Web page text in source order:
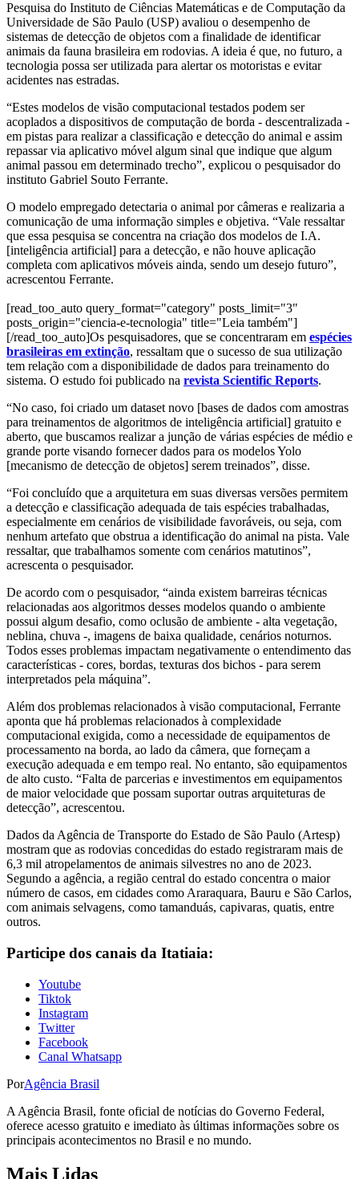
Pesquisa do Instituto de Ciências Matemáticas e de Computação da
Universidade de São Paulo (USP) avaliou o desempenho de
sistemas de detecção de objetos com a finalidade de identificar
animais da fauna brasileira em rodovias. A ideia é que, no futuro, a
tecnologia possa ser utilizada para alertar os motoristas e evitar
acidentes nas estradas.
“Estes modelos de visão computacional testados podem ser
acoplados a dispositivos de computação de borda - descentralizada -
em pistas para realizar a classificação e detecção do animal e assim
repassar via aplicativo móvel algum sinal que indique que algum
animal passou em determinado trecho”, explicou o pesquisador do
instituto Gabriel Souto Ferrante.
O modelo empregado detectaria o animal por câmeras e realizaria a
comunicação de uma informação simples e objetiva. “Vale ressaltar
que essa pesquisa se concentra na criação dos modelos de I.A.
[inteligência artificial] para a detecção, e não houve aplicação
completa com aplicativos móveis ainda, sendo um desejo futuro”,
acrescentou Ferrante.
[read_too_auto query_format="category" posts_limit="3"
posts_origin="ciencia-e-tecnologia" title="Leia também"]
[/read_too_auto]Os pesquisadores, que se concentraram em espécies
brasileiras em extinção, ressaltam que o sucesso de sua utilização
tem relação com a disponibilidade de dados para treinamento do
sistema. O estudo foi publicado na revista Scientific Reports.
“No caso, foi criado um dataset novo [bases de dados com amostras
para treinamentos de algoritmos de inteligência artificial] gratuito e
aberto, que buscamos realizar a junção de várias espécies de médio e
grande porte visando fornecer dados para os modelos Yolo
[mecanismo de detecção de objetos] serem treinados”, disse.
“Foi concluído que a arquitetura em suas diversas versões permitem
a detecção e classificação adequada de tais espécies trabalhadas,
especialmente em cenários de visibilidade favoráveis, ou seja, com
nenhum artefato que obstrua a identificação do animal na pista. Vale
ressaltar, que trabalhamos somente com cenários matutinos”,
acrescenta o pesquisador.
De acordo com o pesquisador, “ainda existem barreiras técnicas
relacionadas aos algoritmos desses modelos quando o ambiente
possui algum desafio, como oclusão de ambiente - alta vegetação,
neblina, chuva -, imagens de baixa qualidade, cenários noturnos.
Todos esses problemas impactam negativamente o entendimento das
características - cores, bordas, texturas dos bichos - para serem
interpretados pela máquina”.
Além dos problemas relacionados à visão computacional, Ferrante
aponta que há problemas relacionados à complexidade
computacional exigida, como a necessidade de equipamentos de
processamento na borda, ao lado da câmera, que forneçam a
execução adequada e em tempo real. No entanto, são equipamentos
de alto custo. “Falta de parcerias e investimentos em equipamentos
de maior velocidade que possam suportar outras arquiteturas de
detecção”, acrescentou.
Dados da Agência de Transporte do Estado de São Paulo (Artesp)
mostram que as rodovias concedidas do estado registraram mais de
6,3 mil atropelamentos de animais silvestres no ano de 2023.
Segundo a agência, a região central do estado concentra o maior
número de casos, em cidades como Araraquara, Bauru e São Carlos,
com animais selvagens, como tamanduás, capivaras, quatis, entre
outros.
Participe dos canais da Itatiaia:
Youtube
Tiktok
Instagram
Twitter
Facebook
Canal Whatsapp
PorAgência Brasil
A Agência Brasil, fonte oficial de notícias do Governo Federal,
oferece acesso gratuito e imediato às últimas informações sobre os
principais acontecimentos no Brasil e no mundo.
Mais Lidas